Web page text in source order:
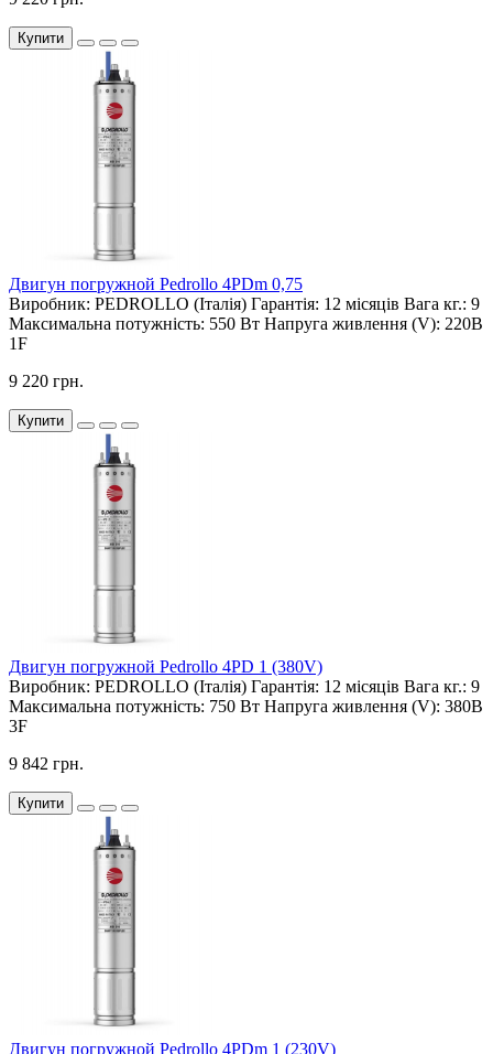
Купити
Двигун погружной Pedrollo 4PDm 0,75
Виробник: PEDROLLO (Італія) Гарантія: 12 місяців Вага кг.: 9
Максимальна потужність: 550 Вт Напруга живлення (V): 220В
1F
9 220 грн.
Купити
Двигун погружной Pedrollo 4PD 1 (380V)
Виробник: PEDROLLO (Італія) Гарантія: 12 місяців Вага кг.: 9
Максимальна потужність: 750 Вт Напруга живлення (V): 380В
3F
9 842 грн.
Купити
Двигун погружной Pedrollo 4PDm 1 (230V)